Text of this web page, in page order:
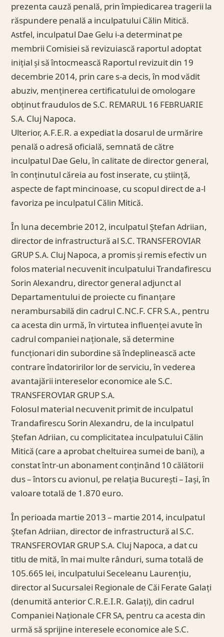
prezenta cauză penală, prin împiedicarea tragerii la
răspundere penală a inculpatului Călin Mitică.
Astfel, inculpatul Dae Gelu i-a determinat pe
membrii Comisiei să revizuiască raportul adoptat
inițial și să întocmească Raportul revizuit din 19
decembrie 2014, prin care s-a decis, în mod vădit
abuziv, menținerea certificatului de omologare
obținut fraudulos de S.C. REMARUL 16 FEBRUARIE
S.A. Cluj Napoca.
Ulterior, A.F.E.R. a expediat la dosarul de urmărire
penală o adresă oficială, semnată de către
inculpatul Dae Gelu, în calitate de director general,
în conținutul căreia au fost inserate, cu știință,
aspecte de fapt mincinoase, cu scopul direct de a-l
favoriza pe inculpatul Călin Mitică.
În luna decembrie 2012, inculpatul Ștefan Adriian,
director de infrastructură al S.C. TRANSFEROVIAR
GRUP S.A. Cluj Napoca, a promis și remis efectiv un
folos material necuvenit inculpatului Trandafirescu
Sorin Alexandru, director general adjunct al
Departamentului de proiecte cu finanțare
nerambursabilă din cadrul C.NC.F. CFR S.A., pentru
ca acesta din urmă, în virtutea influenței avute în
cadrul companiei naționale, să determine
funcționari din subordine să îndeplinească acte
contrare îndatoririlor lor de serviciu, în vederea
avantajării intereselor economice ale S.C.
TRANSFEROVIAR GRUP S.A.
Folosul material necuvenit primit de inculpatul
Trandafirescu Sorin Alexandru, de la inculpatul
Ștefan Adriian, cu complicitatea inculpatului Călin
Mitică (care a aprobat cheltuirea sumei de bani), a
constat într-un abonament conținând 10 călătorii
dus – întors cu avionul, pe relația București – Iași, în
valoare totală de 1.870 euro.
În perioada martie 2013 – martie 2014, inculpatul
Ștefan Adriian, director de infrastructură al S.C.
TRANSFEROVIAR GRUP S.A. Cluj Napoca, a dat cu
titlu de mită, în mai multe rânduri, suma totală de
105.665 lei, inculpatului Seceleanu Laurențiu,
director al Sucursalei Regionale de Căi Ferate Galați
(denumită anterior C.R.E.I.R. Galați), din cadrul
Companiei Naționale CFR SA, pentru ca acesta din
urmă să sprijine interesele economice ale S.C.